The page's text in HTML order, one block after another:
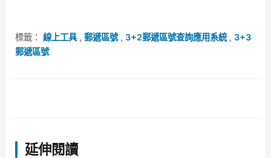
標籤： 線上工具, 郵遞區號, 3+2郵遞區號查詢應用系統, 3+3
郵遞區號
延伸閱讀